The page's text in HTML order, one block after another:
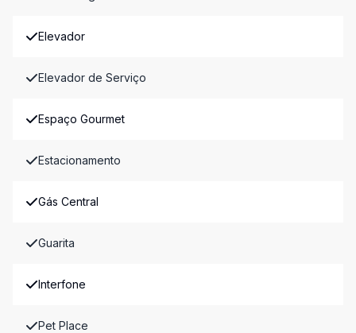
Elevador
Elevador de Serviço
Espaço Gourmet
Estacionamento
Gás Central
Guarita
Interfone
Pet Place